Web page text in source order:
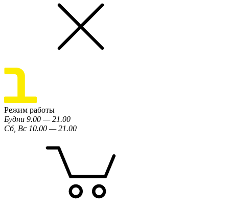
Режим работы
Будни 9.00 — 21.00
Сб, Вс 10.00 — 21.00